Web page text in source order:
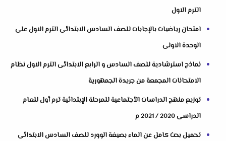
الترم الاول
امتحان رياضيات بالإجابات للصف السادس الابتدائى الترم الاول على
الوحدة الاولى
نماذج استرشادية للصف السادس و الرابع الابتدائى الترم الاول نظام
الامتحانات المجمعة من جريدة الجمهورية
توزيع منهج الدراسات الأجتماعية للمرحلة الإبتدائية ترم أول للعام
الدراسى 2020 / 2021 م
تحميل بحث كامل عن الماء بصيغة الوورد للصف السادس الابتدائى